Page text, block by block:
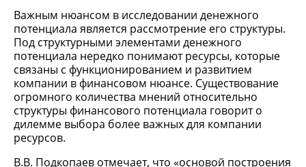
Важным нюансом в исследовании денежного
потенциала является рассмотрение его структуры.
Под структурными элементами денежного
потенциала нередко понимают ресурсы, которые
связаны с функционированием и развитием
компании в финансовом нюансе. Существование
огромного количества мнений относительно
структуры финансового потенциала говорит о
дилемме выбора более важных для компании
ресурсов.
В.В. Подкопаев отмечает, что «основой построения